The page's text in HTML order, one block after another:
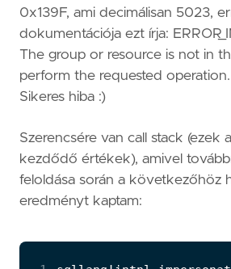
0x139F, ami decimálisan 5023,
dokumentációja ezt írja:
The group or resource is not in
perform the requested
Sikeres hiba :)
Szerencsére van call stack
kezdődő értékek), amivel
feloldása során a következőhöz
eredményt kaptam: